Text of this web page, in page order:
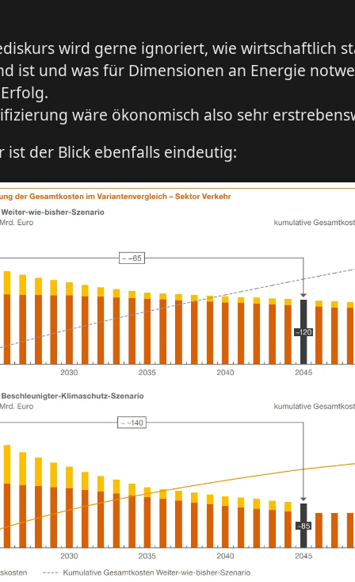
wird gerne ignoriert, wie wirtschaftlich
ist und was für Dimensionen an Energie
wäre ökonomisch also sehr
ist der Blick ebenfalls eindeutig: